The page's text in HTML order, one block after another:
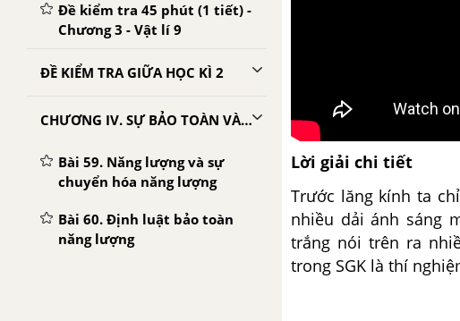
Đề kiểm tra 45 phút (1 tiết) -
Chương 3 - Vật lí 9
ĐỀ KIỂM TRA GIỮA HỌC KÌ 2
CHƯƠNG IV. SỰ BẢO TOÀN VÀ CHUYỂN HÓA NĂNG LƯỢNG
Bài 59. Năng lượng và sự
chuyển hóa năng lượng
Bài 60. Định luật bảo toàn
năng lượng
Lời giải chi tiết
Trước lăng kính ta
nhiều dải ánh sáng
trắng nói trên ra
trong SGK là thí